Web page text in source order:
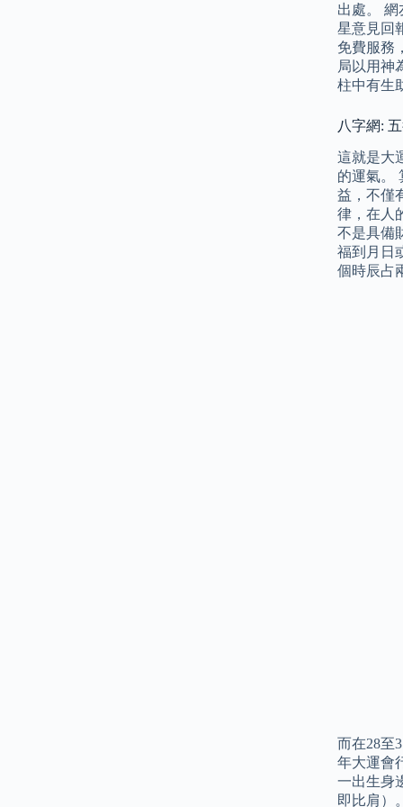
出處。 網
星意見回
免費服務
局以用神
柱中有生
八字網:
這就是大
的運氣。
益，不僅
律，在人
不是具備
福到月日
個時辰占
而在28至
年大運會
一出生身
即比肩）